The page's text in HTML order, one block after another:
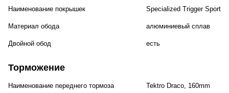
Наименование покрышек Specialized Trigger Sport,
Материал обода алюминиевый сплав
Двойной обод есть
Торможение
Наименование переднего тормоза Tektro Draco, 160mm